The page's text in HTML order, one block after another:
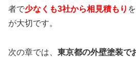
者で少なくも3社から相見積もり
が大切です。
次の章では、 東京都の外壁塗装で